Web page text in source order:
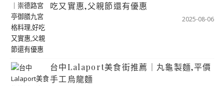
吃又實惠,父親節還有優惠
2025-08-06
台中Lalaport美食街推薦｜丸龜製麵,平價
手工烏龍麵